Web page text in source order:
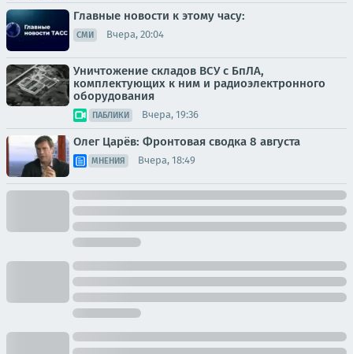
Главные новости к этому часу:
СМИ Вчера, 20:04
Уничтожение складов ВСУ с БпЛА,
комплектующих к ним и радиоэлектронного
оборудования
ПАБЛИКИ Вчера, 19:36
Олег Царёв: Фронтовая сводка 8 августа
МНЕНИЯ Вчера, 18:49